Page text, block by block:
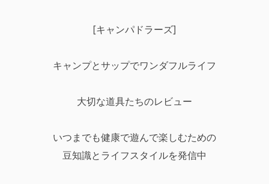
[キャンパドラーズ]
キャンプとサップでワンダフルライフ
大切な道具たちのレビュー
いつまでも健康で遊んで楽しむための
豆知識とライフスタイルを発信中